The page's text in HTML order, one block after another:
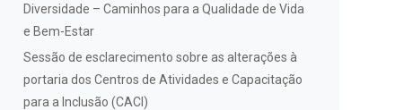
Diversidade – Caminhos para a Qualidade de Vida
e Bem-Estar
Sessão de esclarecimento sobre as alterações à
portaria dos Centros de Atividades e Capacitação
para a Inclusão (CACI)